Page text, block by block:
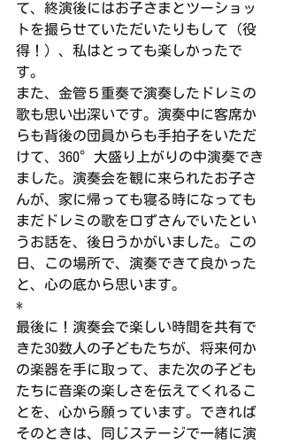
て、終演後にはお子さまとツーショッ
トを撮らせていただいたりもして（役
得！）、私はとっても楽しかったで
す。
また、金管５重奏で演奏したドレミの
歌も思い出深いです。演奏中に客席か
らも背後の団員からも手拍子をいただ
けて、360°大盛り上がりの中演奏でき
ました。演奏会を観に来られたお子さ
んが、家に帰っても寝る時になっても
まだドレミの歌を口ずさんでいたとい
うお話を、後日うかがいました。この
日、この場所で、演奏できて良かった
と、心の底から思います。
*
最後に！演奏会で楽しい時間を共有で
きた30数人の子どもたちが、将来何か
の楽器を手に取って、また次の子ども
たちに音楽の楽しさを伝えてくれるこ
とを、心から願っています。できれば
そのときは、同じステージで一緒に演